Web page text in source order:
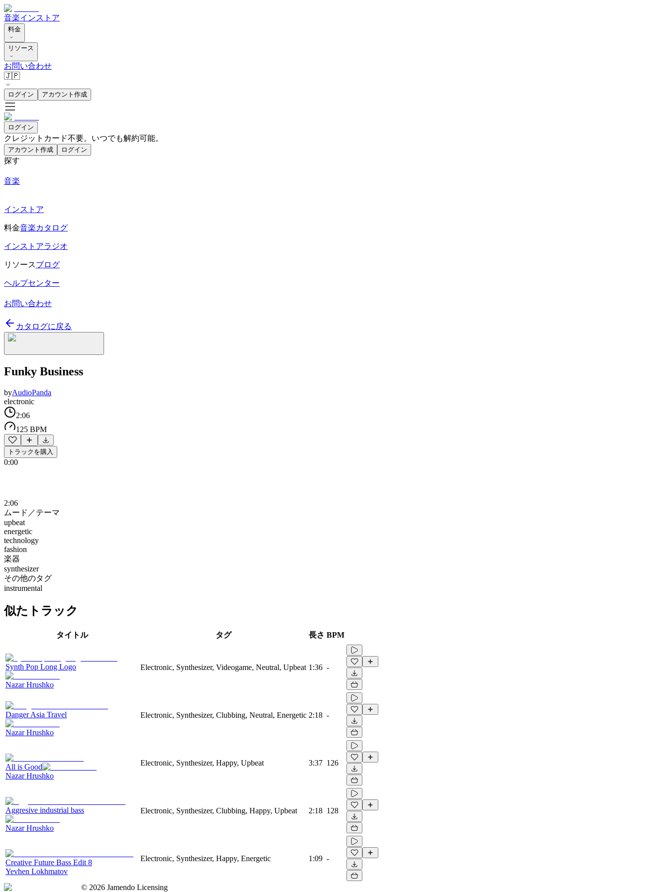
音楽インストア
料金
リソース
お問い合わせ
🇯🇵
ログイン アカウント作成
ログイン
クレジットカード不要。いつでも解約可能。
アカウント作成 ログイン
探す
音楽
インストア
料金音楽カタログ
インストアラジオ
リソースブログ
ヘルプセンター
お問い合わせ
カタログに戻る
Funky Business
byAudioPanda
electronic
2:06
125 BPM
トラックを購入
0:00
2:06
ムード／テーマ
upbeat
energetic
technology
fashion
楽器
synthesizer
その他のタグ
instrumental
似たトラック
タイトル タグ 長さ BPM
Synth Pop Long Logo
Nazar Hrushko
Electronic, Synthesizer, Videogame, Neutral, Upbeat 1:36 -
Danger Asia Travel
Nazar Hrushko
Electronic, Synthesizer, Clubbing, Neutral, Energetic 2:18 -
All is Good
Nazar Hrushko
Electronic, Synthesizer, Happy, Upbeat 3:37 126
Aggresive industrial bass
Nazar Hrushko
Electronic, Synthesizer, Clubbing, Happy, Upbeat 2:18 128
Creative Future Bass Edit 8
Yevhen Lokhmatov
Electronic, Synthesizer, Happy, Energetic 1:09 -
© 2026 Jamendo Licensing